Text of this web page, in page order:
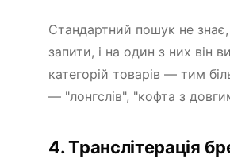
Стандартний пошук не
запити, і на один з них він
категорій товарів — тим
— "лонгслів", "кофта з
4. Транслітерація